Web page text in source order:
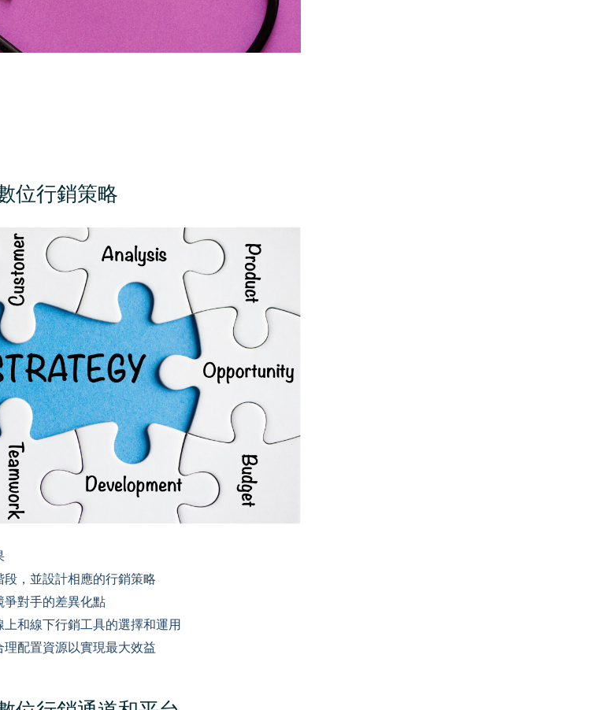
位行銷策略
，並設計相應的行銷策略
爭對手的差異化點
和線下行銷工具的選擇和運用
配置資源以實現最大效益